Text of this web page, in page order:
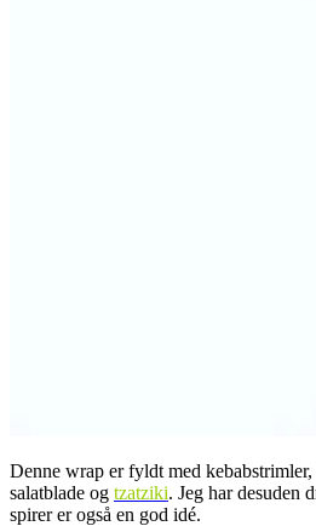
Denne wrap er fyldt med kebabstrimler,
salatblade og tzatziki. Jeg har desuden
spirer er også en god idé.